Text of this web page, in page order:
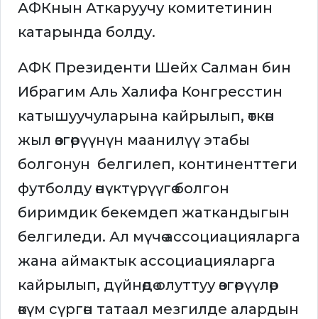
АФКнын Аткаруучу комитетинин
катарында болду.
АФК Президенти Шейх Салман бин
Ибрагим Аль Халифа Конгресстин
катышуучуларына кайрылып, өткөн
жыл өзгөрүүнүн маанилүү этабы
болгонун белгилеп, континенттеги
футболду өнүктүрүүгө болгон
биримдик бекемдеп жаткандыгын
белгиледи. Ал мүчө ассоциацияларга
жана аймактык ассоциацияларга
кайрылып, дүйнөдө олуттуу өзгөрүүлөр
өкүм сүргөн татаал мезгилде алардын